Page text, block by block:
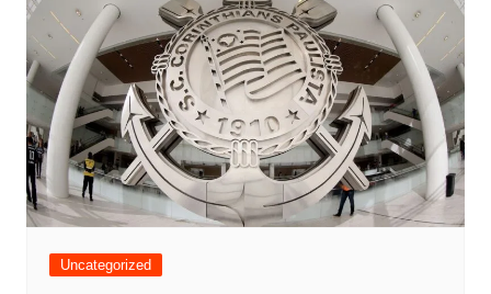
Uncategorized